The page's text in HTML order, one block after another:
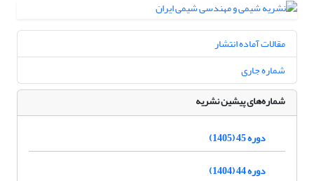
مقالات آماده انتشار
شماره جاری
شماره‌های پیشین نشریه
دوره 45 (1405)
دوره 44 (1404)